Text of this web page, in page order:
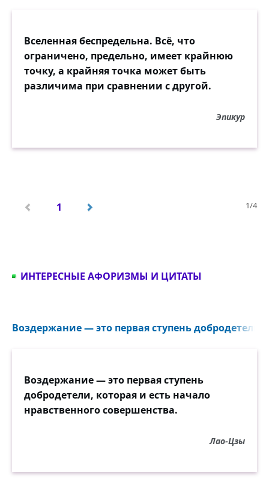
Вселенная беспредельна. Всё, что
ограничено, предельно, имеет крайнюю
точку, а крайняя точка может быть
различима при сравнении с другой.
Эпикур
1/4
1
ИНТЕРЕСНЫЕ АФОРИЗМЫ И ЦИТАТЫ
Воздержание — это первая ступень добродетели...
Воздержание — это первая ступень
добродетели, которая и есть начало
нравственного совершенства.
Лао-Цзы